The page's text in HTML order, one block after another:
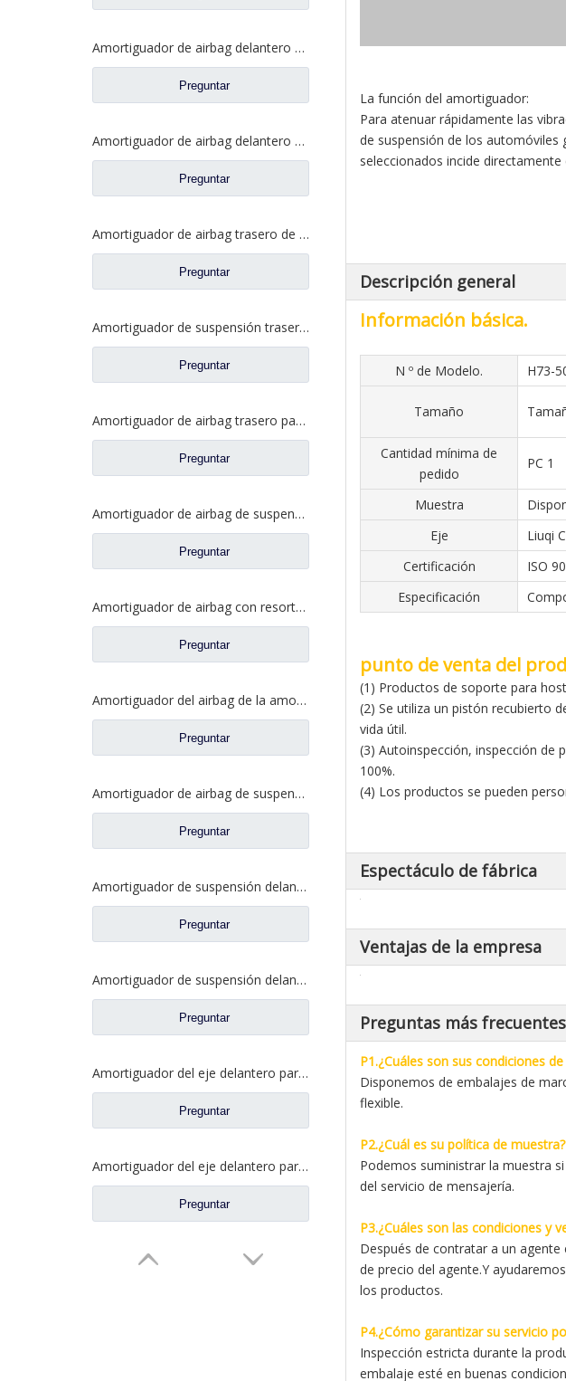
Amortiguador de airbag delantero para repuestos de camiones Liuqi Chenglong H7 H73-5001470
Preguntar
Amortiguador de airbag delantero para repuestos de camiones Liuqi Chenglong H7 H73-5001450E
Preguntar
Amortiguador de airbag trasero de cabina para repuestos de camiones Dongfeng Liuqi Chenglong H63-5001550
Preguntar
Amortiguador de suspensión trasera de cabina para repuestos de camiones Liuqi Balong Chenglong M4Q-5001250B
Preguntar
Amortiguador de airbag trasero para repuestos de camiones Liuqi Chenglong H7 H73-5001570
Preguntar
Amortiguador de airbag de suspensión trasera para repuestos de camiones Liuqi Balong M7Q-5001550
Preguntar
Amortiguador de airbag con resorte neumático de remolque para repuestos de camiones Dongfeng Kinland 1V9141
Preguntar
Amortiguador del airbag de la amortiguación de aire con resorte del remolque para los recambios 1V6338 del camión de Dongfeng Kinland
Preguntar
Amortiguador de airbag de suspensión delantera para repuestos de camiones Dongfeng Kinland 5001080-C6101
Preguntar
Amortiguador de suspensión delantera para repuestos de camiones Dongfeng Kinland 5001085-C4302
Preguntar
Amortiguador de suspensión delantera para repuestos de camiones Dongfeng Kinland 5001085-C0302
Preguntar
Amortiguador del eje delantero para repuestos de camiones Dongfeng Kinland Tianlong 2921010-T38H0
Preguntar
Amortiguador del eje delantero para repuestos de camiones DFAC Dongfeng Kinland 2921FC-010A
Preguntar
La función del amortiguador:
Para atenuar rápidamente las
de suspensión de los
seleccionados incide
Descripción general
Información básica.
N º de Modelo. H73-
Tamaño
Cantidad mínima de
pedido
PC 1
Muestra
Eje
Liuqi
Certificación
ISO
Especificación
punto de venta del
(1) Productos de soporte para
(2) Se utiliza un pistón recubierto
vida útil.
(3) Autoinspección, inspección de
100%.
(4) Los productos se pueden
Espectáculo de fábrica
Ventajas de la empresa
Preguntas más frecuentes
P1.¿Cuáles son sus condiciones
Disponemos de embalajes de
flexible.
P2.¿Cuál es su política de muestra?
Podemos suministrar la muestra
del servicio de mensajería.
P3.¿Cuáles son las condiciones y
Después de contratar a un
de precio del agente.Y
los productos.
P4.¿Cómo garantizar su servicio
Inspección estricta durante la
embalaje esté en buenas